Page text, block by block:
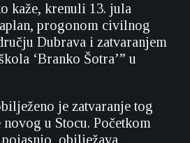
kaže, krenuli 13. jula
progonom civilnog
Dubrava i zatvaranjem
‘Branko Šotra’” u
je zatvaranje tog
u Stocu. Početkom
pojasnio, obilježava